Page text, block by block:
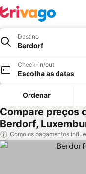
Destino
Berdorf
Check-in/out
Escolha as datas
Ordenar
Compare preços
Berdorf,
Como os pagamentos